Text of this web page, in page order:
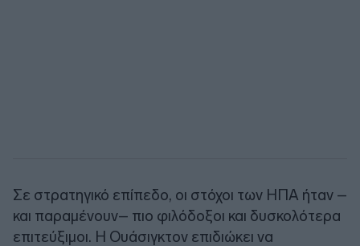
Σε στρατηγικό επίπεδο, οι στόχοι των ΗΠΑ ήταν –
και παραμένουν– πιο φιλόδοξοι και δυσκολότερα
επιτεύξιμοι. Η Ουάσιγκτον επιδιώκει να